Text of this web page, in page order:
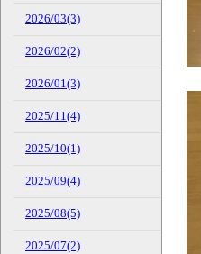
2026/03(3)
2026/02(2)
2026/01(3)
2025/11(4)
2025/10(1)
2025/09(4)
2025/08(5)
2025/07(2)